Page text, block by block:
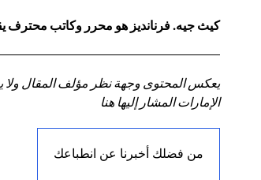
كيث جيه. فرنانديز هو محرر وكاتب محترف
يعكس المحتوى وجهة نظر مؤلف المقال ولا
الإمارات المشار إليها هنا
من فضلك أخبرنا عن انطباعك